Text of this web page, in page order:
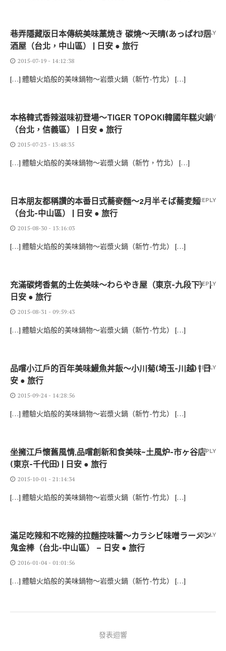
巷弄隱藏版日本傳統美味藁焼き 碳燒～天晴(あっぱれ)居
酒屋（台北，中山區） | 日安 ● 旅行
2015-07-19 - 14:12:38
[…] 體驗火焰般的美味鍋物～岩漿火鍋（新竹-竹北） […]
REPLY
本格韓式香辣滋味初登場～TIGER TOPOKI韓國年糕火鍋
（台北，信義區） | 日安 ● 旅行
2015-07-23 - 13:48:35
[…] 體驗火焰般的美味鍋物～岩漿火鍋（新竹，竹北） […]
REPLY
日本朋友都稱讚的本番日式蕎麥麵～2月半そば蕎麦麺
（台北-中山區） | 日安 ● 旅行
2015-08-30 - 13:16:03
[…] 體驗火焰般的美味鍋物～岩漿火鍋（新竹-竹北） […]
REPLY
充滿碳烤香氣的土佐美味～わらやき屋（東京-九段下） |
日安 ● 旅行
2015-08-31 - 09:59:43
[…] 體驗火焰般的美味鍋物～岩漿火鍋（新竹-竹北） […]
REPLY
品嚐小江戶的百年美味鰻魚丼飯～小川菊(埼玉-川越) | 日
安 ● 旅行
2015-09-24 - 14:28:56
[…] 體驗火焰般的美味鍋物～岩漿火鍋（新竹-竹北） […]
REPLY
坐擁江戶懷舊風情,品嚐創新和食美味~土風炉-市ヶ谷店
(東京-千代田) | 日安 ● 旅行
2015-10-01 - 21:14:34
[…] 體驗火焰般的美味鍋物～岩漿火鍋（新竹-竹北） […]
REPLY
滿足吃辣和不吃辣的拉麵控味蕾～カラシビ味噌ラーメン
鬼金棒（台北-中山區） – 日安 ● 旅行
2016-01-04 - 01:01:56
[…] 體驗火焰般的美味鍋物～岩漿火鍋（新竹-竹北） […]
REPLY
發表迴響